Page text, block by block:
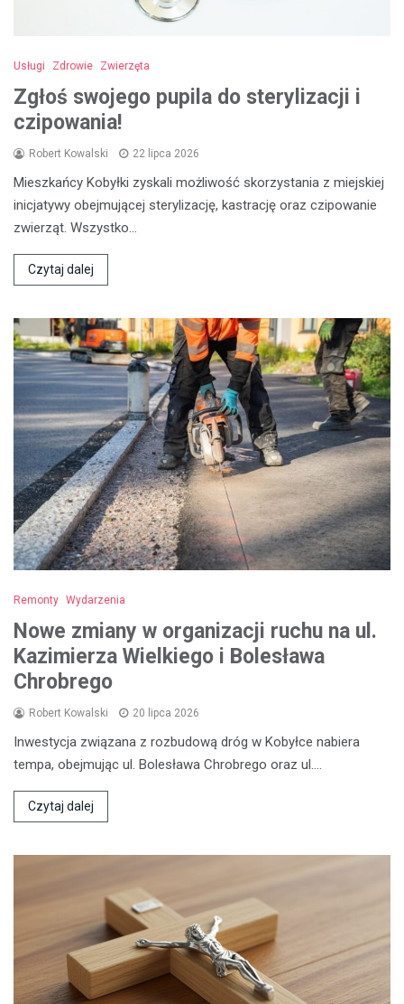
Usługi Zdrowie Zwierzęta
Zgłoś swojego pupila do sterylizacji i
czipowania!
Robert Kowalski 22 lipca 2026
Mieszkańcy Kobyłki zyskali możliwość skorzystania z miejskiej
inicjatywy obejmującej sterylizację, kastrację oraz czipowanie
zwierząt. Wszystko…
Czytaj dalej
Remonty Wydarzenia
Nowe zmiany w organizacji ruchu na ul.
Kazimierza Wielkiego i Bolesława
Chrobrego
Robert Kowalski 20 lipca 2026
Inwestycja związana z rozbudową dróg w Kobyłce nabiera
tempa, obejmując ul. Bolesława Chrobrego oraz ul.…
Czytaj dalej